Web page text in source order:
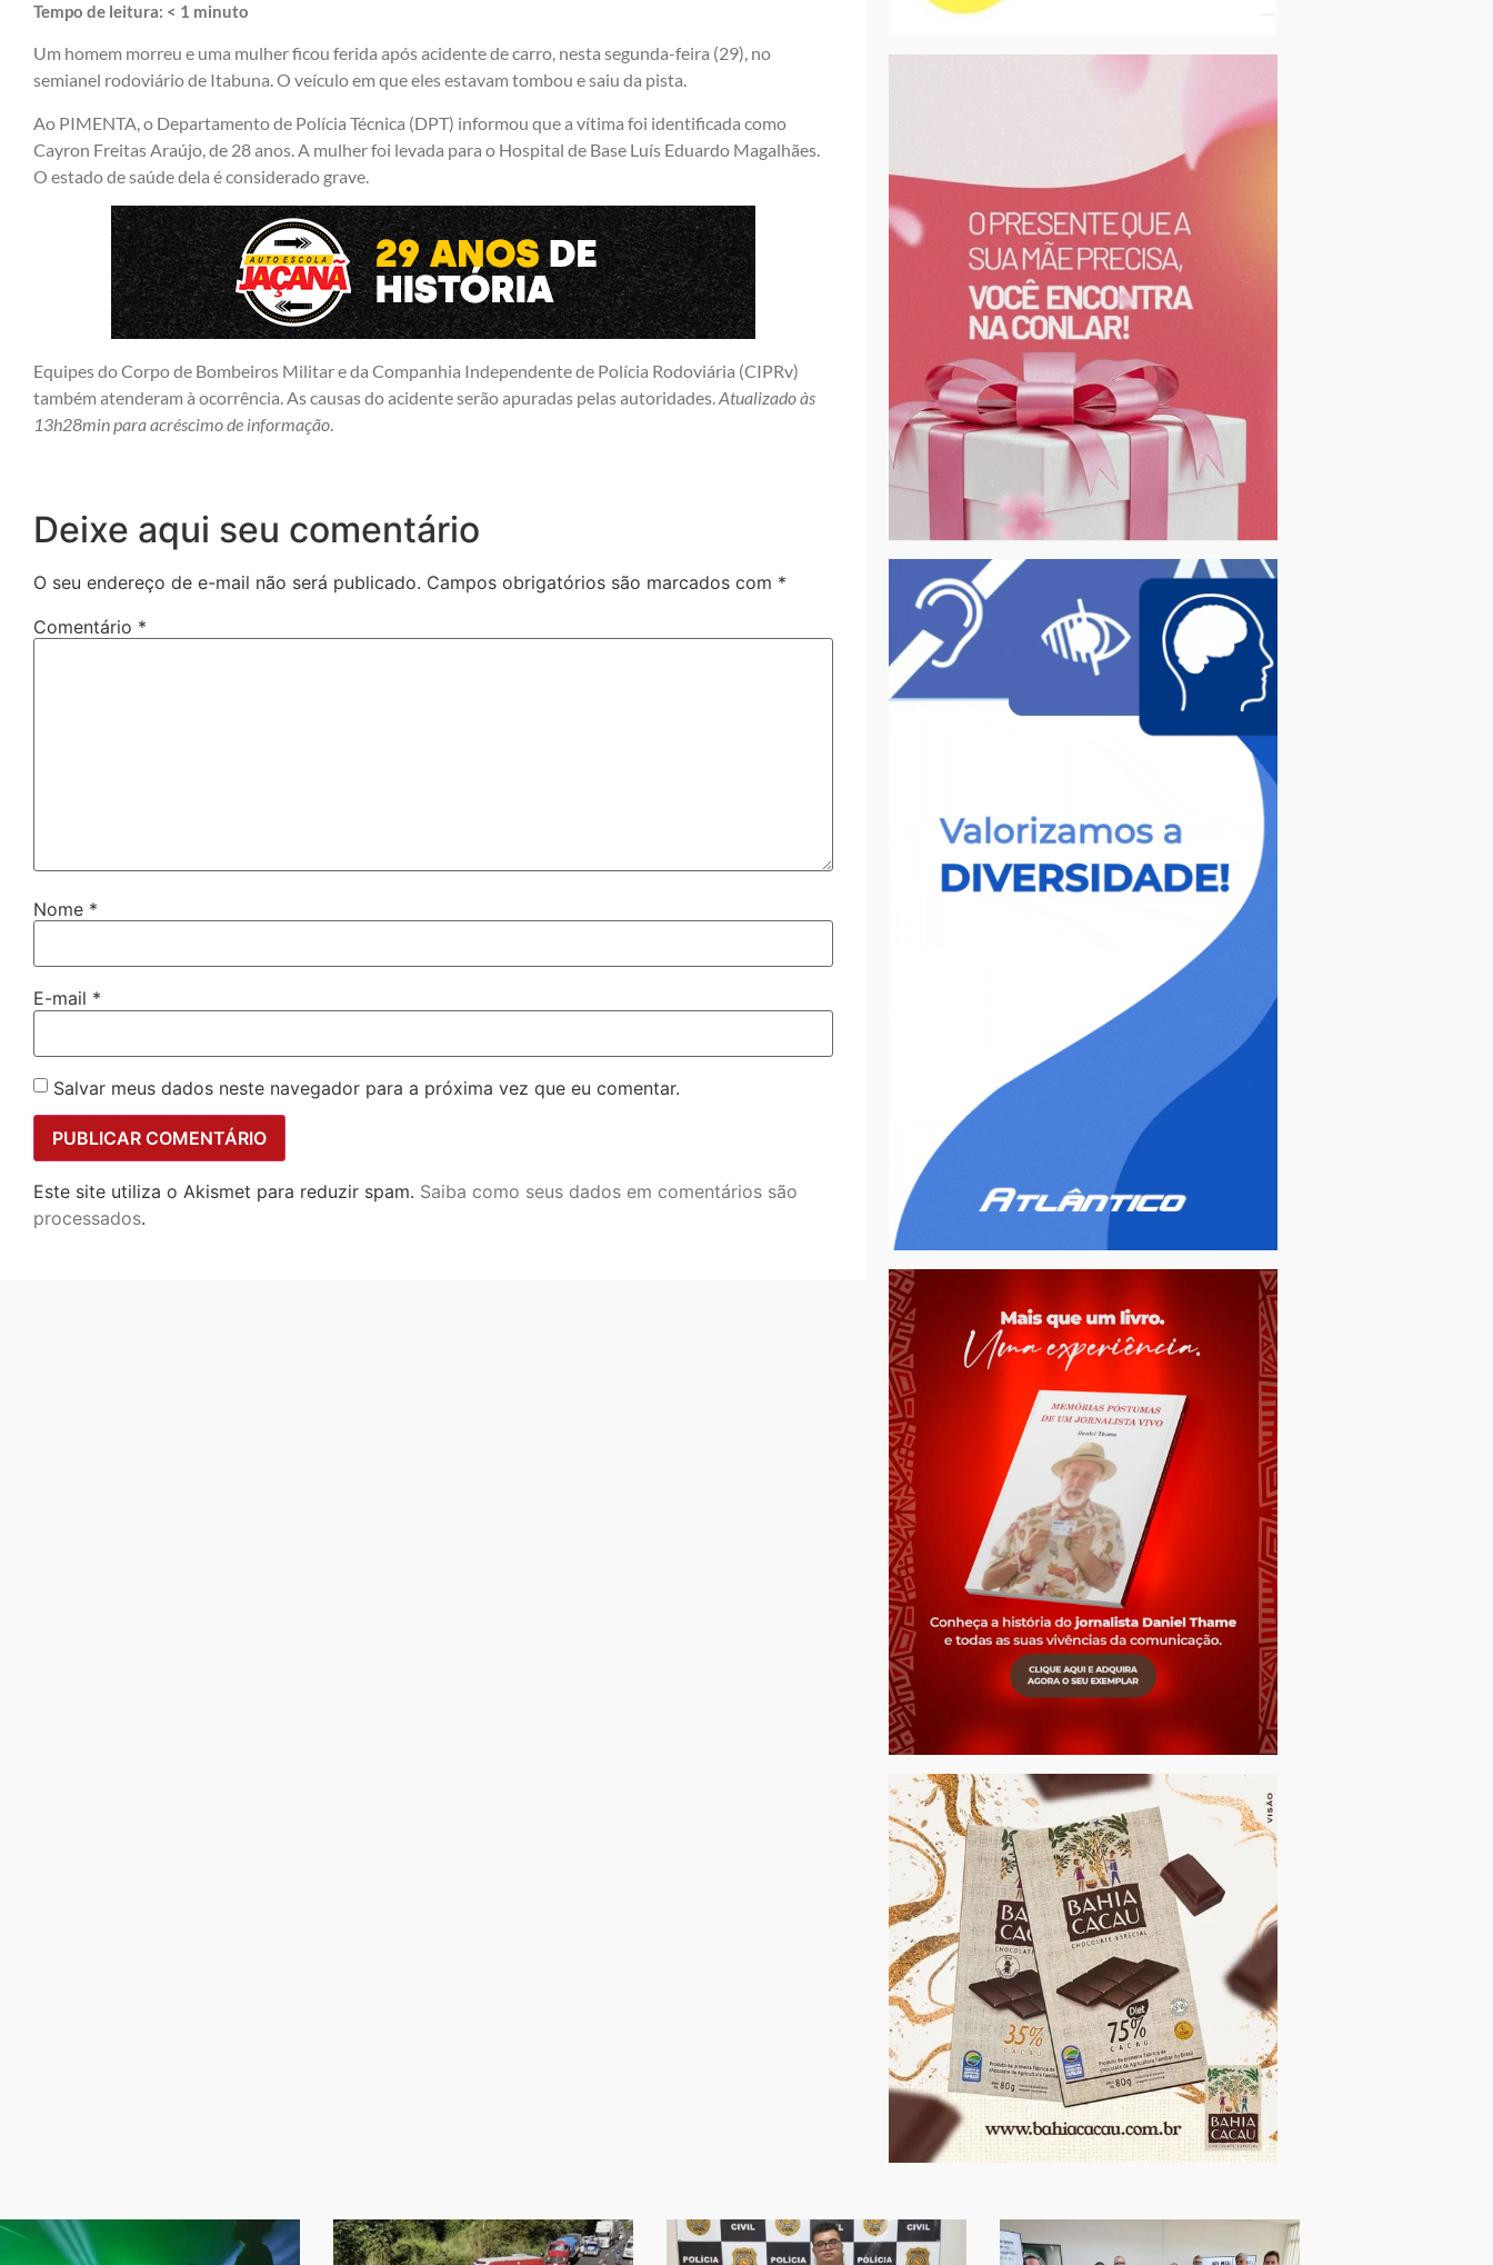
Tempo de leitura: < 1 minuto
Um homem morreu e uma mulher ficou ferida após acidente de carro, nesta segunda-feira (29), no
semianel rodoviário de Itabuna. O veículo em que eles estavam tombou e saiu da pista.
Ao PIMENTA, o Departamento de Polícia Técnica (DPT) informou que a vítima foi identificada como
Cayron Freitas Araújo, de 28 anos. A mulher foi levada para o Hospital de Base Luís Eduardo Magalhães.
O estado de saúde dela é considerado grave.
Equipes do Corpo de Bombeiros Militar e da Companhia Independente de Polícia Rodoviária (CIPRv)
também atenderam à ocorrência. As causas do acidente serão apuradas pelas autoridades. Atualizado às
13h28min para acréscimo de informação
Deixe aqui seu comentário
O seu endereço de e-mail não será publicado. Campos obrigatórios são marcados com *
Comentário *
Nome *
E-mail *
Salvar meus dados neste navegador para a próxima vez que eu comentar.
Este site utiliza o Akismet para reduzir spam. Saiba como seus dados em comentários são
processados.